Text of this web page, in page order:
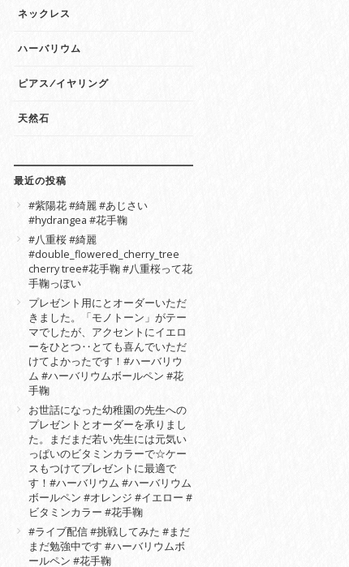
ネックレス
ハーバリウム
ピアス/イヤリング
天然石
最近の投稿
#紫陽花 #綺麗 #あじさい
#hydrangea #花手鞠
#八重桜 #綺麗
#double_flowered_cherry_tree
cherry tree#花手鞠 #八重桜って花
手鞠っぽい
プレゼント用にとオーダーいただ
きました。「モノトーン」がテー
マでしたが、アクセントにイエロ
ーをひとつ‥とても喜んでいただ
けてよかったです！#ハーバリウ
ム #ハーバリウムボールペン #花
手鞠
お世話になった幼稚園の先生への
プレゼントとオーダーを承りまし
た。まだまだ若い先生には元気い
っぱいのビタミンカラーで☆ケー
スもつけてプレゼントに最適で
す！#ハーバリウム #ハーバリウム
ボールペン #オレンジ #イエロー #
ビタミンカラー #花手鞠
#ライブ配信 #挑戦してみた #まだ
まだ勉強中です #ハーバリウムボ
ールペン #花手鞠